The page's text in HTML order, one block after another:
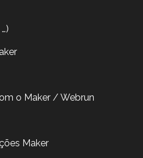
o Maker / Webrun
Maker